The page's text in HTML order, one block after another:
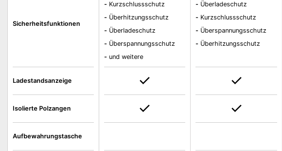
Sicherheitsfunktionen
Ladestandsanzeige
Isolierte Polzangen
Aufbewahrungstasche
- Kurzschlussschutz
- Überhitzungsschutz
- Überladeschutz
- Überspannungsschutz
- und weitere
- Überladeschutz
- Kurzschlussschutz
- Überspannungsschutz
- Überhitzungsschutz